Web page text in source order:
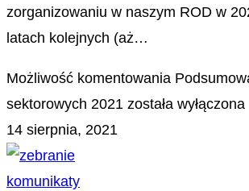
zorganizowaniu w naszym ROD w
latach kolejnych (aż…
Możliwość komentowania
sektorowych 2021 została wyłączona
14 sierpnia, 2021
komunikaty